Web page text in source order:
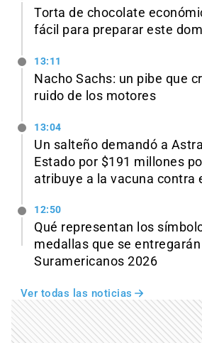
Torta de chocolate
fácil para preparar este
13:11
Nacho Sachs: un pibe que
ruido de los motores
13:04
Un salteño demandó a
Estado por $191 millones
atribuye a la vacuna contra
12:50
Qué representan los
medallas que se
Suramericanos 2026
Ver todas las noticias